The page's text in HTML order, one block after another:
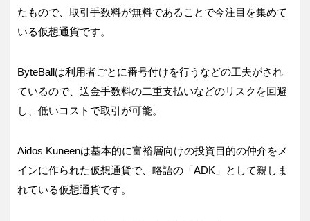
たもので、取引手数料が無料であることで今注目を集めて
いる仮想通貨です。
ByteBallは利用者ごとに番号付けを行うなどの工夫がされ
ているので、送金手数料の二重支払いなどのリスクを回避
し、低いコストで取引が可能。
Aidos Kuneenは基本的に富裕層向けの投資目的の仲介をメ
インに作られた仮想通貨で、略語の「ADK」として親しま
れている仮想通貨です。